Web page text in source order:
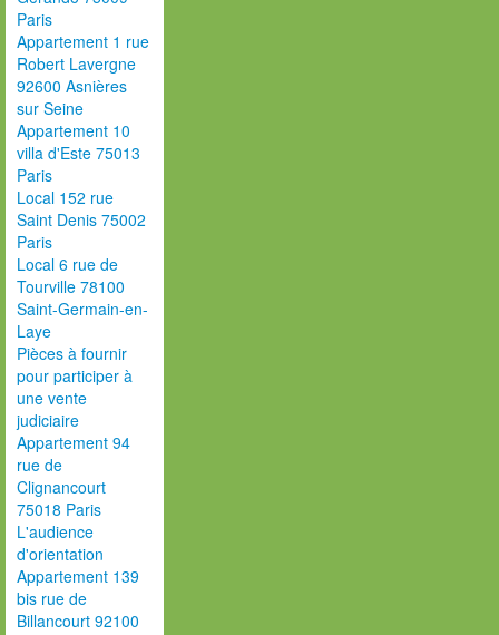
Paris
Appartement 1 rue
Robert Lavergne
92600 Asnières
sur Seine
Appartement 10
villa d'Este 75013
Paris
Local 152 rue
Saint Denis 75002
Paris
Local 6 rue de
Tourville 78100
Saint-Germain-en-
Laye
Pièces à fournir
pour participer à
une vente
judiciaire
Appartement 94
rue de
Clignancourt
75018 Paris
L'audience
d'orientation
Appartement 139
bis rue de
Billancourt 92100